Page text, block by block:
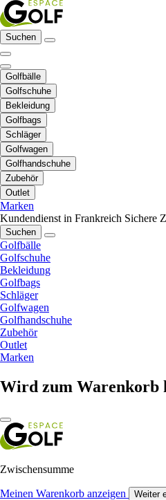
Suchen
Golfbälle
Golfschuhe
Bekleidung
Golfbags
Schläger
Golfwagen
Golfhandschuhe
Zubehör
Outlet
Marken
Kundendienst in Frankreich Sichere
Suchen
Golfbälle
Golfschuhe
Bekleidung
Golfbags
Schläger
Golfwagen
Golfhandschuhe
Zubehör
Outlet
Marken
Wird zum Warenkorb
Zwischensumme
Meinen Warenkorb anzeigen Weiter